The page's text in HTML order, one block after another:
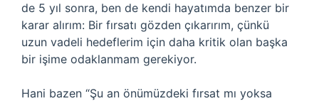
de 5 yıl sonra, ben de kendi hayatımda benzer bir
karar alırım: Bir fırsatı gözden çıkarırım, çünkü
uzun vadeli hedeflerim için daha kritik olan başka
bir işime odaklanmam gerekiyor.
Hani bazen “Şu an önümüzdeki fırsat mı yoksa